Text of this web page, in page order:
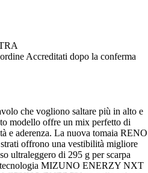
Accreditati dopo la conferma
che vogliono saltare più in alto e
modello offre un mix perfetto di
e aderenza. La nuova tomaia RENO
offrono una vestibilità migliore
ultraleggero di 295 g per scarpa
tecnologia MIZUNO ENERZY NXT